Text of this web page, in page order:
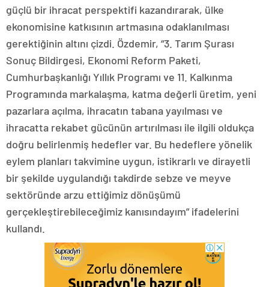
güçlü bir ihracat perspektifi kazandırarak, ülke
ekonomisine katkısının artmasına odaklanılması
gerektiğinin altını çizdi. Özdemir, “3. Tarım Şurası
Sonuç Bildirgesi, Ekonomi Reform Paketi,
Cumhurbaşkanlığı Yıllık Programı ve 11. Kalkınma
Programında markalaşma, katma değerli üretim, yeni
pazarlara açılma, ihracatın tabana yayılması ve
ihracatta rekabet gücünün artırılması ile ilgili oldukça
doğru belirlenmiş hedefler var. Bu hedeflere yönelik
eylem planları takvimine uygun, istikrarlı ve dirayetli
bir şekilde uygulandığı takdirde sebze ve meyve
sektöründe arzu ettiğimiz dönüşümü
gerçekleştirebileceğimiz kanısındayım” ifadelerini
kullandı.